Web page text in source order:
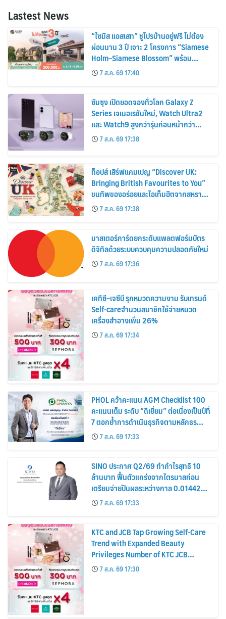
Lastest News
“ไซมิส แอสเสท” ชูโปรบ้านอยู่ฟรี ไม่ต้อง
ผ่อนนาน 3 ปี เจาะ 2 โครงการ “Siamese
Holm–Siamese Blossom” พร้อม
ส่วนลดและสิทธิพิเศษถึง 31 สิงหาคม
2569
7 ส.ค. 69 17:40
ซัมซุง เปิดยอดจองทั่วโลก Galaxy Z
Series เจเนอเรชันใหม่, Watch Ultra2
และ Watch9 สูงกว่ารุ่นก่อนหน้ากว่า
30%7 ส.ค. 69 17:38
ท็อปส์ เสิร์ฟแคมเปญ “Discover UK:
Bringing British Favourites to You”
ขนทัพของอร่อยและไอเท็มฮิตจากสหราช
อาณาจักร ส่งตรงถึงมือตั้งแต่วันนี้ – 18
สิงหาคมนี้
7 ส.ค. 69 17:38
มาสเตอร์การ์ดยกระดับแพลตฟอร์มบัตร
ดิจิทัลด้วยระบบควบคุมความปลอดภัยใหม่
7 ส.ค. 69 17:36
เคทีซี–เจซีบี รุกหมวดความงาม รับเทรนด์
Self-careจำนวนสมาชิกใช้จ่ายหมวด
เครื่องสำอางเพิ่ม 26%
7 ส.ค. 69 17:34
PHOL คว้าคะแนน AGM Checklist 100
คะแนนเต็ม ระดับ “ดีเยี่ยม” ต่อเนื่องเป็นปีที่
7 ตอกย้ำการดำเนินธุรกิจตามหลักธร
รมาภิบาล โปร่งใส สร้างความเชื่อมั่นผู้ถือ
หุ้น
7 ส.ค. 69 17:33
SINO ประกาศ Q2/69 ทำกำไรสุทธิ 10
ล้านบาท ฟื้นตัวแกร่งจากไตรมาสก่อน
เตรียมจ่ายปันผลระหว่างกาล 0.014423
บาทต่อหุ้น ครึ่งปีหลังมุ่งเติบโตต่อเนื่อง
7 ส.ค. 69 17:33
KTC and JCB Tap Growing Self-Care
Trend with Expanded Beauty
Privileges Number of KTC JCB
Cardmembers Spending on
Cosmetics Rises 26%
7 ส.ค. 69 17:30